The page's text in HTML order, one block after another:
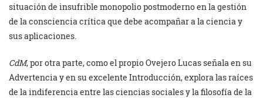
situación de insufrible monopolio postmoderno en la gestión
de la consciencia crítica que debe acompañar a la ciencia y
sus aplicaciones.
CdM, por otra parte, como el propio Ovejero Lucas señala en su
Advertencia y en su excelente Introducción, explora las raíces
de la indiferencia entre las ciencias sociales y la filosofía de la